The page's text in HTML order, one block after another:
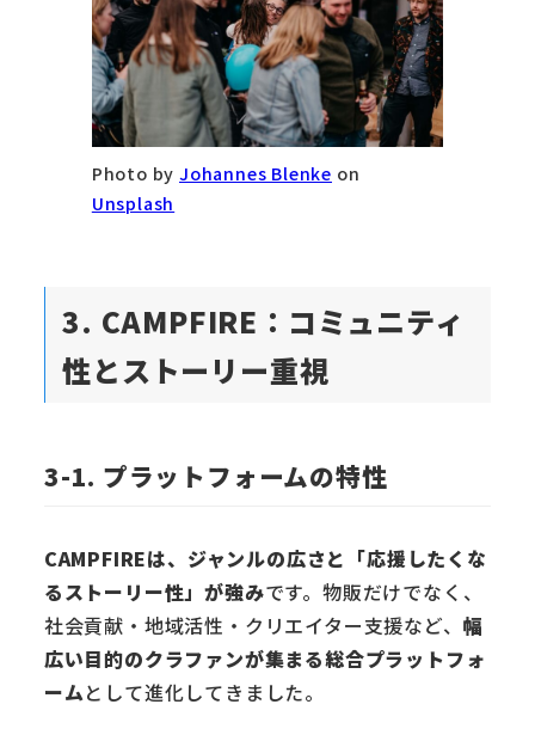
Photo by Johannes Blenke on
Unsplash
3. CAMPFIRE：コミュニティ
性とストーリー重視
3-1. プラットフォームの特性
CAMPFIREは、ジャンルの広さと「応援したくな
るストーリー性」が強みです。物販だけでなく、
社会貢献・地域活性・クリエイター支援など、 幅
広い目的のクラファンが集まる総合プラットフォ
ームとして進化してきました。